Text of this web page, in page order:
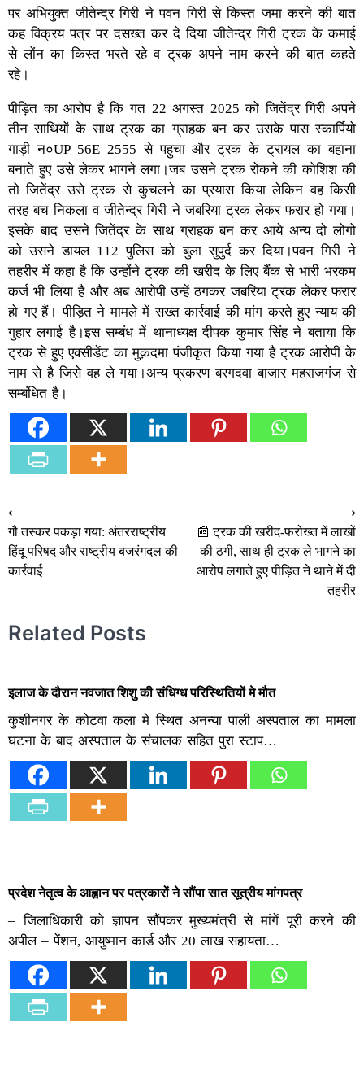
पर अभियुक्त जीतेन्द्र गिरी ने पवन गिरी से किस्त जमा करने की बात
कह विक्रय पत्र पर दसख्त कर दे दिया जीतेन्द्र गिरी ट्रक के कमाई
से लोंन का किस्त भरते रहे व ट्रक अपने नाम करने की बात कहते
रहे।
पीड़ित का आरोप है कि गत 22 अगस्त 2025 को जितेंद्र गिरी अपने
तीन साथियों के साथ ट्रक का ग्राहक बन कर उसके पास स्कार्पियो
गाड़ी न०UP 56E 2555 से पहुचा और ट्रक के ट्रायल का बहाना
बनाते हुए उसे लेकर भागने लगा।जब उसने ट्रक रोकने की कोशिश की
तो जितेंद्र उसे ट्रक से कुचलने का प्रयास किया लेकिन वह किसी
तरह बच निकला व जीतेन्द्र गिरी ने जबरिया ट्रक लेकर फरार हो गया।
इसके बाद उसने जितेंद्र के साथ ग्राहक बन कर आये अन्य दो लोगो
को उसने डायल 112 पुलिस को बुला सुपुर्द कर दिया।पवन गिरी ने
तहरीर में कहा है कि उन्होंने ट्रक की खरीद के लिए बैंक से भारी भरकम
कर्ज भी लिया है और अब आरोपी उन्हें ठगकर जबरिया ट्रक लेकर फरार
हो गए हैं। पीड़ित ने मामले में सख्त कार्रवाई की मांग करते हुए न्याय की
गुहार लगाई है।इस सम्बंध में थानाध्यक्ष दीपक कुमार सिंह ने बताया कि
ट्रक से हुए एक्सीडेंट का मुक़दमा पंजीकृत किया गया है ट्रक आरोपी के
नाम से है जिसे वह ले गया।अन्य प्रकरण बरगदवा बाजार महराजगंज से
सम्बंधित है।
Post
navigation
⟵
गौ तस्कर पकड़ा गया: अंतरराष्ट्रीय
हिंदू परिषद और राष्ट्रीय बजरंगदल की
कार्रवाई
📰 ट्रक की खरीद-फरोख्त में लाखों
की ठगी, साथ ही ट्रक ले भागने का
आरोप लगाते हुए पीड़ित ने थाने में दी
तहरीर
⟶
Related Posts
इलाज के दौरान नवजात शिशु की संधिग्ध परिस्थितियों मे मौत
कुशीनगर के कोटवा कला मे स्थित अनन्या पाली अस्पताल का मामला
घटना के बाद अस्पताल के संचालक सहित पुरा स्टाप…
प्रदेश नेतृत्व के आह्वान पर पत्रकारों ने सौंपा सात सूत्रीय मांगपत्र
– जिलाधिकारी को ज्ञापन सौंपकर मुख्यमंत्री से मांगें पूरी करने की
अपील – पेंशन, आयुष्मान कार्ड और 20 लाख सहायता…